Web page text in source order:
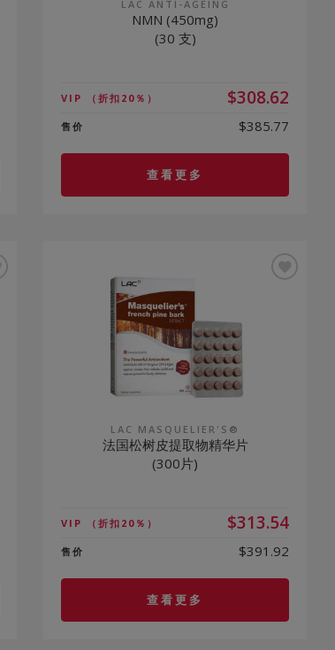
LAC ANTI-AGEING
NMN (450mg)
(30 支)
VIP （折扣20％） $308.62
售价 $385.77
查看更多
LAC MASQUELIER'S®
法国松树皮提取物精华片
(300片)
VIP （折扣20％） $313.54
售价 $391.92
查看更多